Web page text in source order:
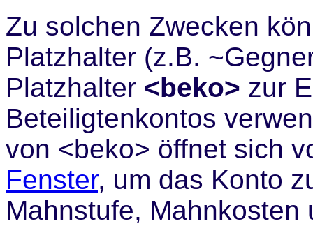
Zu solchen Zwecken
Platzhalter (z.B.
Platzhalter <beko> zur
Beteiligtenkontos
von <beko> öffnet sich
Fenster, um das Konto
Mahnstufe, Mahnkosten